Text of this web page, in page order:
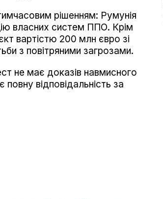
рішенням: Румунія
власних систем ППО. Крім
вартістю 200 млн євро зі
з повітряними загрозами.
не має доказів навмисного
відповідальність за